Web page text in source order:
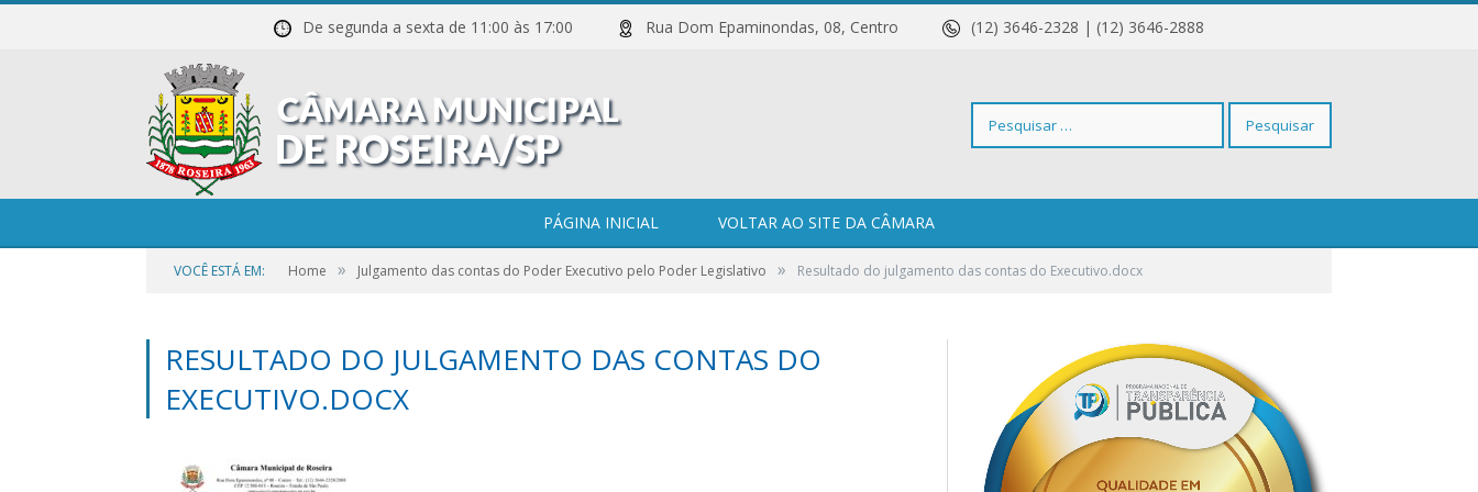
De segunda a sexta de 11:00 às 17:00 Rua Dom Epaminondas, 08, Centro (12) 3646-2328 | (12) 3646-2888
Pesquisar
por:
PÁGINA INICIAL VOLTAR AO SITE DA CÂMARA
VOCÊ ESTÁ EM: Home » Julgamento das contas do Poder Executivo pelo Poder Legislativo » Resultado do julgamento das contas do Executivo.docx
RESULTADO DO JULGAMENTO DAS CONTAS DO
EXECUTIVO.DOCX